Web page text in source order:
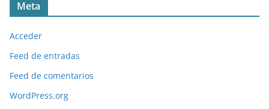
Meta
Acceder
Feed de entradas
Feed de comentarios
WordPress.org